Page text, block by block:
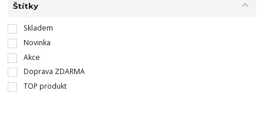
Štítky
Skladem
Novinka
Akce
Doprava ZDARMA
TOP produkt